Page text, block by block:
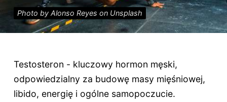
Photo by Alonso Reyes on Unsplash
Testosteron - kluczowy hormon męski,
odpowiedzialny za budowę masy mięśniowej,
libido, energię i ogólne samopoczucie.